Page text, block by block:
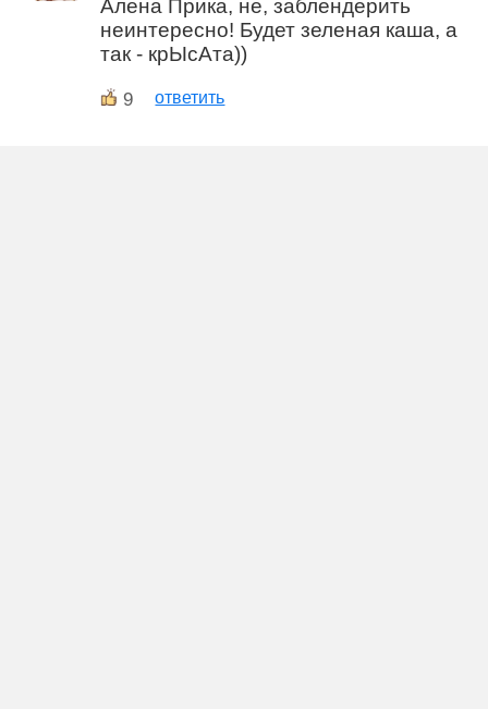
Алена Прика, не, заблендерить
неинтересно! Будет зеленая каша, а
так - крЫсАта))
9 ответить